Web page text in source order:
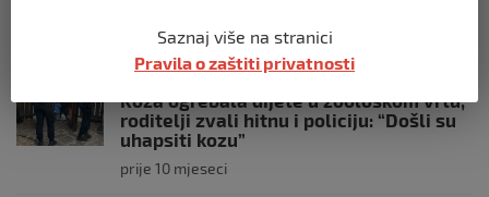
REGION
Koza ogrebala dijete u zoološkom vrtu,
roditelji zvali hitnu i policiju: “Došli su
uhapsiti kozu”
prije 10 mjeseci
Saznaj više na stranici
Pravila o zaštiti privatnosti